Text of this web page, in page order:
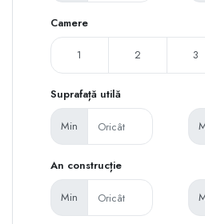
Camere
1 2 3
Suprafață utilă
Min
An construcție
Min